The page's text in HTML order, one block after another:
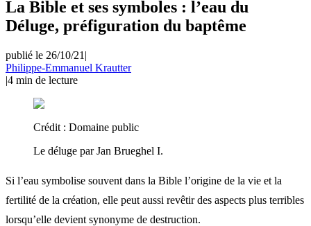
La Bible et ses symboles : l’eau du
Déluge, préfiguration du baptême
publié le 26/10/21 |
Philippe-Emmanuel Krautter
|4 min de lecture
Crédit : Domaine public
Le déluge par Jan Brueghel I.
Si l’eau symbolise souvent dans la Bible l’origine de la vie et la
fertilité de la création, elle peut aussi revêtir des aspects plus terribles
lorsqu’elle devient synonyme de destruction.